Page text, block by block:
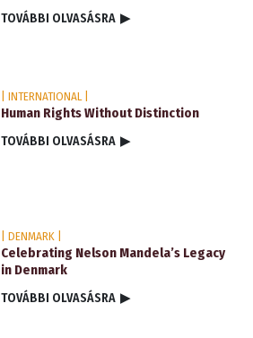
TOVÁBBI OLVASÁSRA ▶
| INTERNATIONAL |
Human Rights Without Distinction
TOVÁBBI OLVASÁSRA ▶
| DENMARK |
Celebrating Nelson Mandela’s Legacy
in Denmark
TOVÁBBI OLVASÁSRA ▶